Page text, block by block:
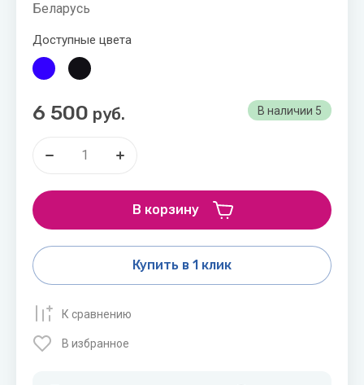
Беларусь
Доступные цвета
В наличии 5
6 500 руб.
В корзину
Купить в 1 клик
К сравнению
В избранное